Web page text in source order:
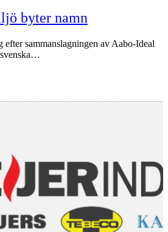
byter namn
efter sammanslagningen av Aabo-Ideal